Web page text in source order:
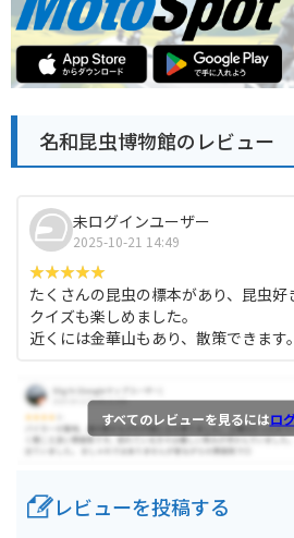
名和昆虫博物館のレビュー
未ログインユーザー
2025-10-21 14:49
たくさんの昆虫の標本があり、昆虫好
クイズも楽しめました。
近くには金華山もあり、散策できます。
すべてのレビューを見るにはロ
レビューを投稿する